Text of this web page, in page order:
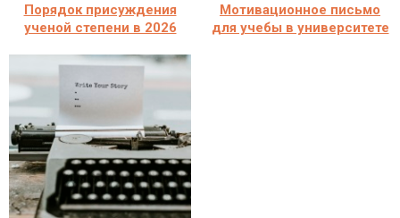
Порядок присуждения
ученой степени в 2026
Мотивационное письмо
для учебы в университете